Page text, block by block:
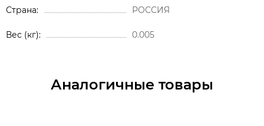
Страна РОССИЯ
Вес (кг) 0.005
Аналогичные товары